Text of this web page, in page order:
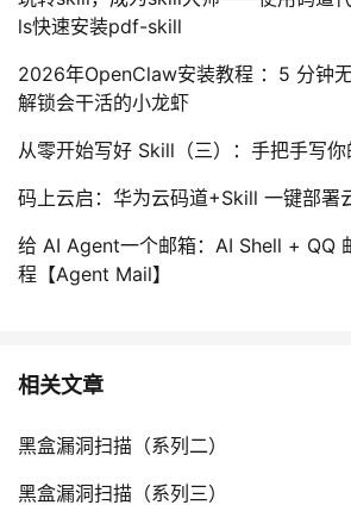
ls快速安装pdf-skill
2026年OpenClaw安装教程 ：5 分钟
解锁会干活的小龙虾
从零开始写好 Skill（三）：手把手写
码上云启：华为云码道+Skill 一键部署
给 AI Agent一个邮箱：AI Shell + QQ
程【Agent Mail】
相关文章
黑盒漏洞扫描（系列二）
黑盒漏洞扫描（系列三）